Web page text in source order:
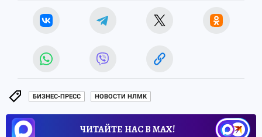
БИЗНЕС-ПРЕСС НОВОСТИ НЛМК
ЧИТАЙТЕ НАС В МАХ!